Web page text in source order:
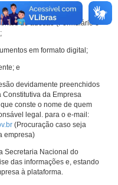
de adesão (Formulário e
em formato digital;
e
devidamente preenchidos
Constitutiva da Empresa
conste o nome de quem
legal. para o e-mail:
(Procuração caso seja
empresa)
Secretaria Nacional do
das informações e, estando
à plataforma.